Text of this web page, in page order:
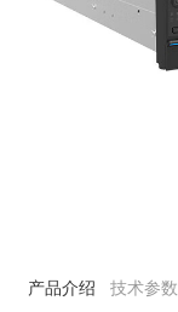
产品介绍 技术参数